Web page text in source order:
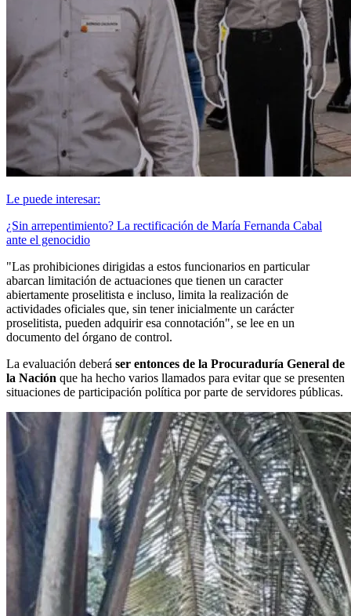
Le puede interesar:
¿Sin arrepentimiento? La rectificación de María Fernanda Cabal
ante el genocidio
"Las prohibiciones dirigidas a estos funcionarios en particular
abarcan limitación de actuaciones que tienen un caracter
abiertamente proselitista e incluso, limita la realización de
actividades oficiales que, sin tener inicialmente un carácter
proselitista, pueden adquirir esa connotación", se lee en un
documento del órgano de control.
La evaluación deberá ser entonces de la Procuraduría General de
la Nación que ha hecho varios llamados para evitar que se presenten
situaciones de participación política por parte de servidores públicas.